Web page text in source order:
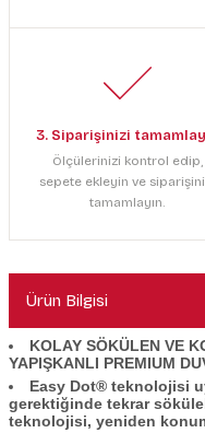
3. Siparişinizi
Ölçülerinizi kontrol edip,
sepete ekleyin ve
tamamlayın.
Ürün Bilgisi
KOLAY SÖKÜLEN VE
YAPIŞKANLI PREMIUM
Easy Dot® teknolojisi
gerektiğinde tekrar
teknolojisi, yeniden